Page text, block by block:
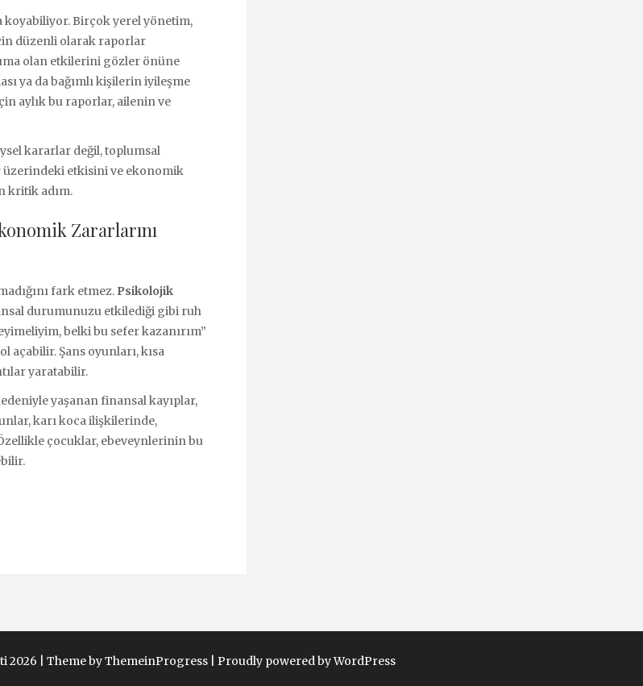
koyabiliyor. Birçok yerel yönetim,
düzenli olarak raporlar
olan etkilerini gözler önüne
ya da bağımlı kişilerin iyileşme
aylık bu raporlar, ailenin ve
kararlar değil, toplumsal
üzerindeki etkisini ve ekonomik
kritik adım.
Zararlarını
fark etmez. Psikolojik
durumunuzu etkilediği gibi ruh
belki bu sefer kazanırım”
açabilir. Şans oyunları, kısa
yaratabilir.
yaşanan finansal kayıplar,
karı koca ilişkilerinde,
çocuklar, ebeveynlerinin bu
2026 | Theme by ThemeinProgress Proudly powered by WordPress